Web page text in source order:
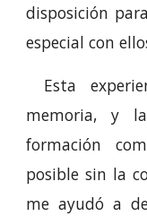
disposición
especial con
Esta
memoria, y
formación
posible sin la
me ayudó a